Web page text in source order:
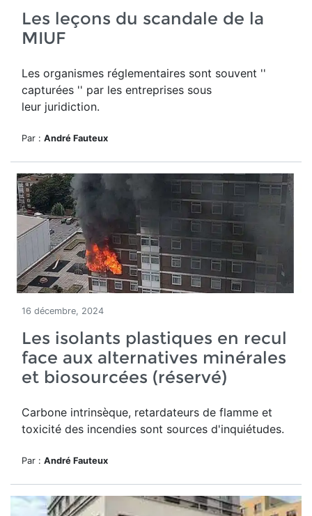
Les leçons du scandale de la
MIUF
Les organismes réglementaires sont souvent ''
capturées '' par les entreprises sous
leur juridiction.
Par : André Fauteux
16 décembre, 2024
Les isolants plastiques en recul
face aux alternatives minérales
et biosourcées (réservé)
Carbone intrinsèque, retardateurs de flamme et
toxicité des incendies sont sources d'inquiétudes.
Par : André Fauteux